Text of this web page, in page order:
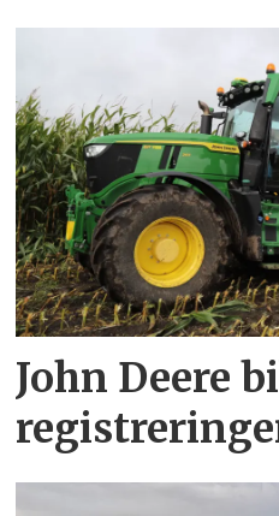
John Deere